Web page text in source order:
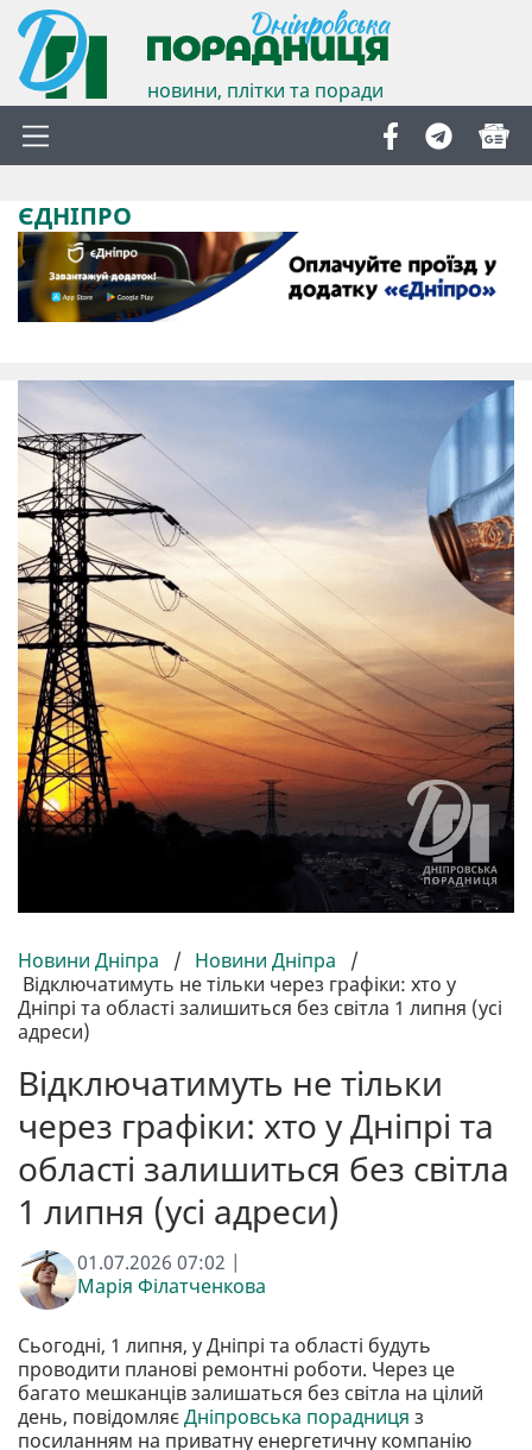
новини, плітки та поради
ЄДНІПРО
Новини Дніпра / Новини Дніпра
/
Відключатимуть не тільки через графіки: хто у
Дніпрі та області залишиться без світла 1 липня (усі
адреси)
Відключатимуть не тільки
через графіки: хто у Дніпрі та
області залишиться без світла
1 липня (усі адреси)
01.07.2026 07:02 |
Марія Філатченкова
Сьогодні, 1 липня, у Дніпрі та області будуть
проводити планові ремонтні роботи. Через це
багато мешканців залишаться без світла на цілий
день, повідомляєДніпровська порадниця з
посиланням на приватну енергетичну компанію